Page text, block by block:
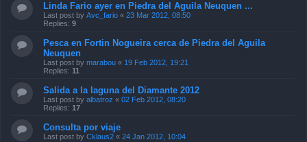
Linda Fario ayer en Piedra del Aguila Neuquen ...
Last post by Avc_fario « 23 Mar 2012, 08:50
Replies: 9
Pesca en Fortin Nogueira cerca de Piedra del Aguila
Neuquen
Last post by marabou « 19 Feb 2012, 19:21
Replies: 11
Salida a la laguna del Diamante 2012
Last post by albatroz « 02 Feb 2012, 08:20
Replies: 17
Consulta por viaje
Last post by Cklaus2 « 24 Jan 2012, 10:04